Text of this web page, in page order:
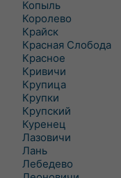
Копыль
Королево
Крайск
Красная Слобода
Красное
Кривичи
Крупица
Крупки
Крупский
Куренец
Лазовичи
Лань
Лебедево